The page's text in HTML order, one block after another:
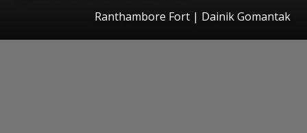
Ranthambore Fort | Dainik Gomantak